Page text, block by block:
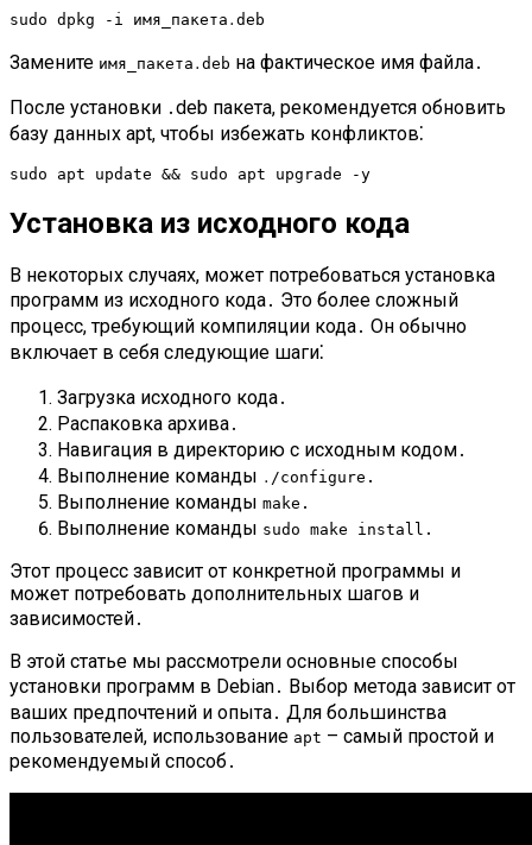
sudo dpkg -i имя_пакета․deb
Замените имя_пакета․deb на фактическое имя файла․
После установки ․deb пакета, рекомендуется обновить
базу данных apt, чтобы избежать конфликтов⁚
sudo apt update && sudo apt upgrade -y
Установка из исходного кода
В некоторых случаях, может потребоваться установка
программ из исходного кода․ Это более сложный
процесс, требующий компиляции кода․ Он обычно
включает в себя следующие шаги⁚
Загрузка исходного кода․
Распаковка архива․
Навигация в директорию с исходным кодом․
Выполнение команды ․/configure ․
Выполнение команды make ․
Выполнение команды sudo make install ․
Этот процесс зависит от конкретной программы и
может потребовать дополнительных шагов и
зависимостей․
В этой статье мы рассмотрели основные способы
установки программ в Debian․ Выбор метода зависит от
ваших предпочтений и опыта․ Для большинства
пользователей, использование apt – самый простой и
рекомендуемый способ․